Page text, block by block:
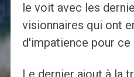
le voit avec les
visionnaires qui ont
d'impatience pour ce